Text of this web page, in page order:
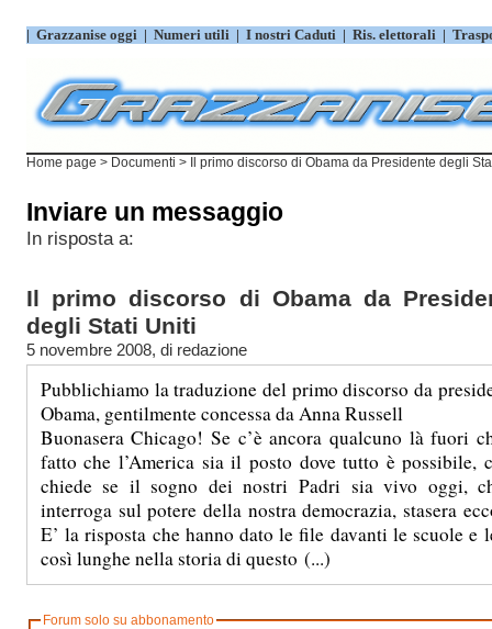
| Grazzanise oggi | Numeri utili | I nostri Caduti | Ris. elettorali |
Home page > Documenti > Il primo discorso di Obama da Presidente degli
Inviare un messaggio
In risposta a:
Il primo discorso di Obama da
degli Stati Uniti
5 novembre 2008, di redazione
Pubblichiamo la traduzione del primo discorso da
Obama, gentilmente concessa da Anna Russell
Buonasera Chicago! Se c’è ancora qualcuno là fuori
fatto che l’America sia il posto dove tutto è possibile,
chiede se il sogno dei nostri Padri sia vivo oggi,
interroga sul potere della nostra democrazia, stasera
E’ la risposta che hanno dato le file davanti le scuole e
così lunghe nella storia di questo (...)
Forum solo su abbonamento